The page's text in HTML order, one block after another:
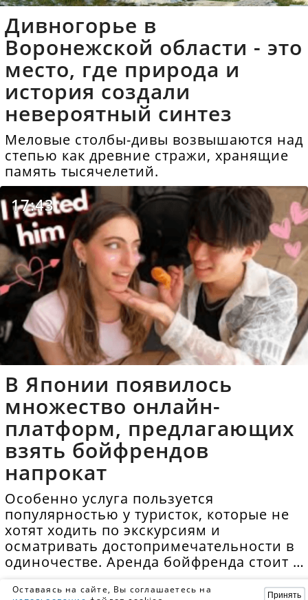
Дивногорье в
Воронежской области - это
место, где природа и
история создали
невероятный синтез
Меловые столбы-дивы возвышаются над
степью как древние стражи, хранящие
память тысячелетий.
17:43
В Японии появилось
множество онлайн-
платформ, предлагающих
взять бойфрендов
напрокат
Особенно услуга пользуется
популярностью у туристок, которые не
хотят ходить по экскурсиям и
осматривать достопримечательности в
одиночестве. Аренда бойфренда стоит в
Оставаясь на сайте, Вы соглашаетесь на
Принять